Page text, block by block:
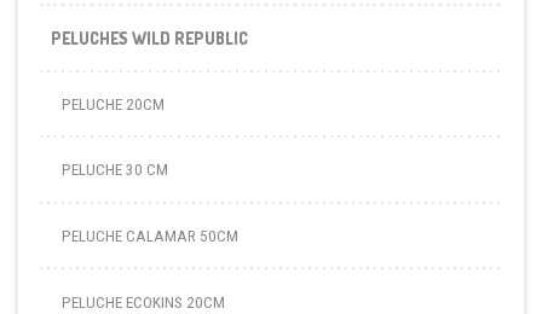
PELUCHES WILD REPUBLIC
PELUCHE 20CM
PELUCHE 30 CM
PELUCHE CALAMAR 50CM
PELUCHE ECOKINS 20CM